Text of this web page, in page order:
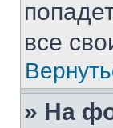
все
» На